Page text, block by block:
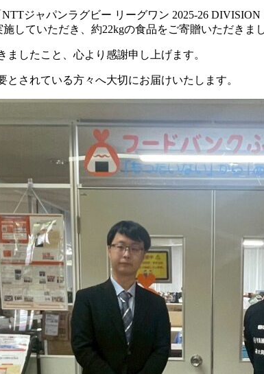
ジャパンラグビー リーグワン 2025-26
施していただき、約22kgの食品をご寄贈いただきまし
したこと、心より感謝申し上げます。
とされている方々へ大切にお届けいたします。